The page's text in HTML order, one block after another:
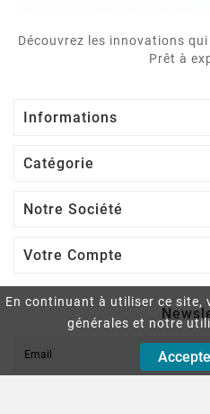
En continuant à utiliser ce site,
générales et notre
Découvrez les innovations
Prêt à
Informations
Catégorie
Notre Société
Votre Compte